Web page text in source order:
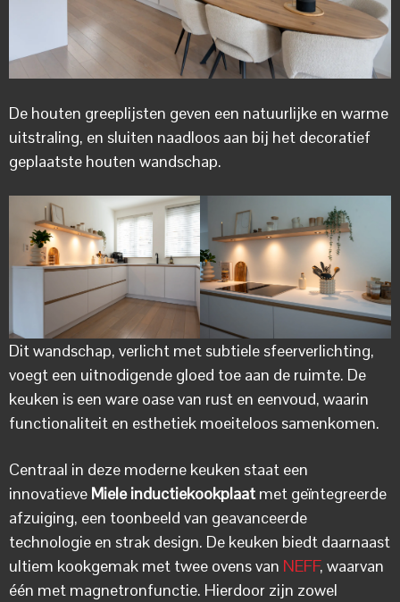
De houten greeplijsten geven een natuurlijke en warme
uitstraling, en sluiten naadloos aan bij het decoratief
geplaatste houten wandschap.
Dit wandschap, verlicht met subtiele sfeerverlichting,
voegt een uitnodigende gloed toe aan de ruimte. De
keuken is een ware oase van rust en eenvoud, waarin
functionaliteit en esthetiek moeiteloos samenkomen.
Centraal in deze moderne keuken staat een
innovatieve Miele inductiekookplaatmet geïntegreerde
afzuiging, een toonbeeld van geavanceerde
technologie en strak design. De keuken biedt daarnaast
ultiem kookgemak met twee ovens van NEFF, waarvan
één met magnetronfunctie. Hierdoor zijn zowel